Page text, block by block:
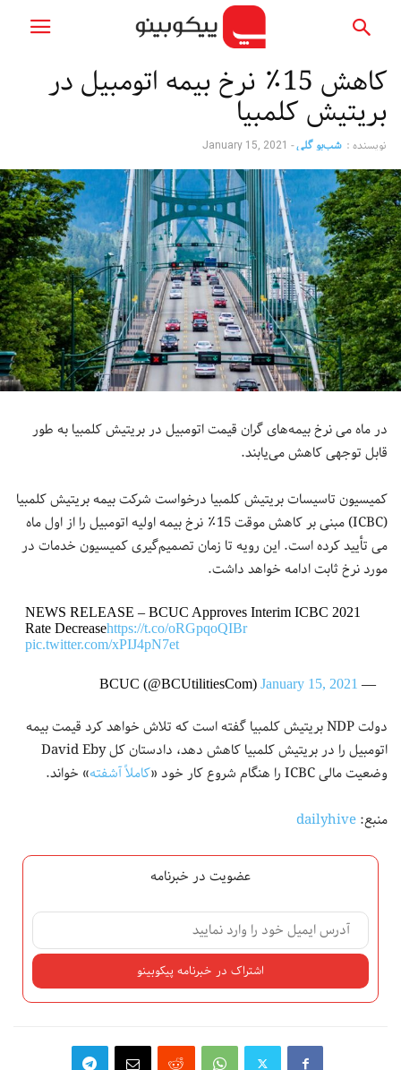
کاهش 15٪ نرخ بیمه اتومبیل در
بریتیش کلمبیا
نویسنده : شب‌بو گلی-
January 15, 2021
در ماه می نرخ‌ بیمه‌های گران قیمت اتومبیل در بریتیش کلمبیا به طور
قابل توجهی کاهش می‌یابند.
کمیسیون تاسیسات بریتیش کلمبیا درخواست شرکت بیمه بریتیش کلمبیا
(ICBC) مبنی بر کاهش موقت 15٪ نرخ بیمه اولیه اتومبیل را از اول ماه
می تأیید کرده است. این رویه تا زمان تصمیم‌گیری کمیسیون خدمات در
مورد نرخ ثابت ادامه خواهد داشت.
NEWS RELEASE – BCUC Approves Interim ICBC 2021
Rate Decreasehttps://t.co/oRGpqoQIBr
pic.twitter.com/xPIJ4pN7et
— BCUC (@BCUtilitiesCom)
January 15, 2021
دولت NDP بریتیش کلمبیا گفته است که تلاش خواهد کرد قیمت بیمه
اتومبیل را در بریتیش کلمبیا کاهش دهد، دادستان کل David Eby
وضعیت مالی ICBC را هنگام شروع کار خود «
کاملاً آشفته» خواند.
منبع:dailyhive
عضویت در خبرنامه